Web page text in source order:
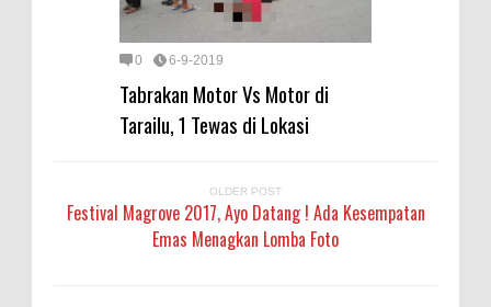
0 6-9-2019
Tabrakan Motor Vs Motor di
Tarailu, 1 Tewas di Lokasi
OLDER POST
Festival Magrove 2017, Ayo Datang ! Ada Kesempatan
Emas Menagkan Lomba Foto